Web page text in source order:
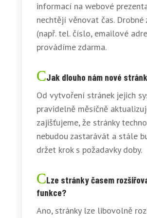
informací na webové
nechtějí věnovat čas. Drobné
(např. tel. číslo, emailové
provádíme zdarma.
Jak dlouho nám nové
Od vytvoření stránek jejich
pravidelně měsíčně
zajišťujeme, že stránky
nebudou zastarávát a stále
držet krok s požadavky doby.
Lze stránky časem
funkce?
Ano, stránky lze libovolně